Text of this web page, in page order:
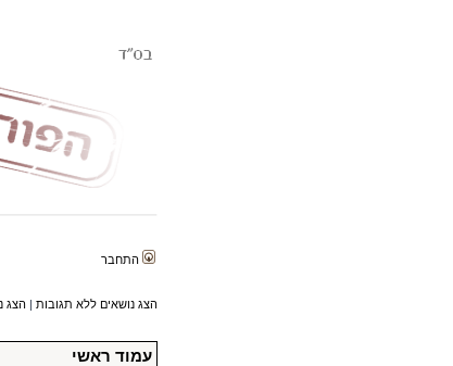
התחבר
הצג נושאים ללא תגובות | הצג
עמוד ראשי